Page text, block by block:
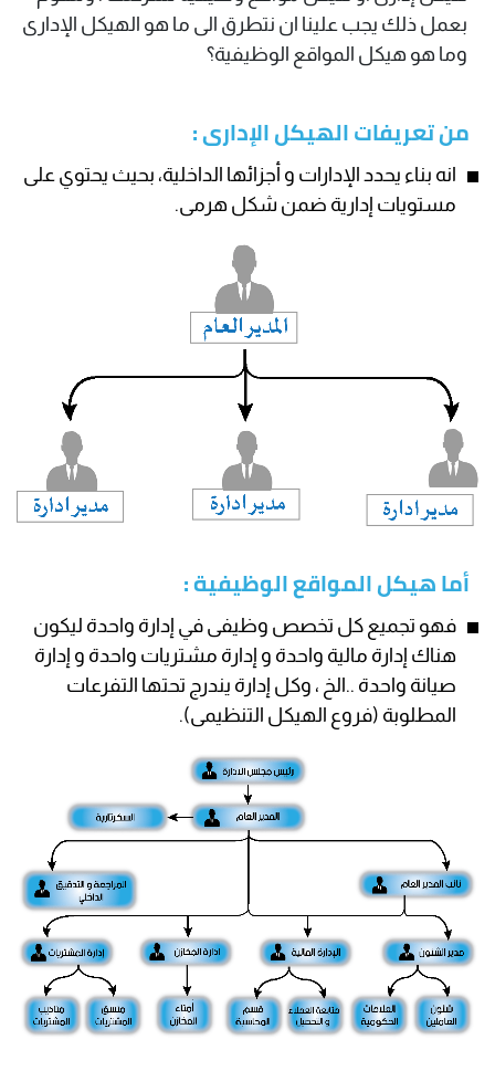
بعمل ذلك يجب علينا ان نتطرق الى ما هو الهيكل الإدارى
وما هو هيكل المواقع الوظيفية؟
من تعريفات الهيكل الإدارى :
انه بناء يحدد الإدارات و أجزائها الداخلية، بحيث يحتوي على
مستويات إدارية ضمن شكل هرمى.
أما هيكل المواقع الوظيفية :
فهو تجميع كل تخصص وظيفى في إدارة واحدة ليكون
هناك إدارة مالية واحدة و إدارة مشتريات واحدة و إدارة
صيانة واحدة ..الخ ، وكل إدارة يندرج تحتها التفرعات
المطلوبة (فروع الهيكل التنظيمى).